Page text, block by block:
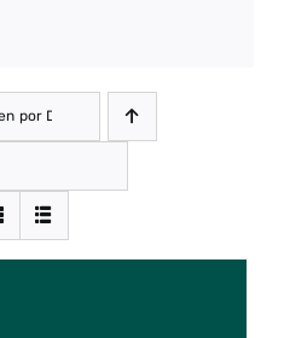
por Defecto